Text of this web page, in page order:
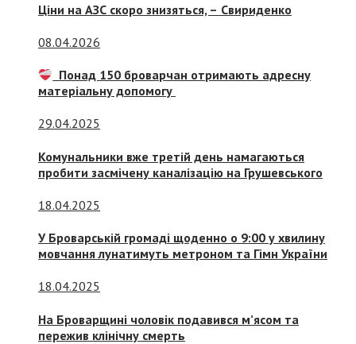
Ціни на АЗС скоро знизяться, – Свириденко
08.04.2026
Понад 150 броварчан отримають адресну
матеріальну допомогу
29.04.2025
Комунальники вже третій день намагаються
пробити засмічену каналізацію на Грушевського
18.04.2025
У Броварській громаді щоденно о 9:00 у хвилину
мовчання лунатимуть метроном та Гімн України
18.04.2025
На Броварщині чоловік подавився м’ясом та
пережив клінічну смерть